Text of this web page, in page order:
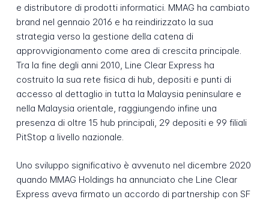
e distributore di prodotti informatici. MMAG ha cambiato
brand nel gennaio 2016 e ha reindirizzato la sua
strategia verso la gestione della catena di
approvvigionamento come area di crescita principale.
Tra la fine degli anni 2010, Line Clear Express ha
costruito la sua rete fisica di hub, depositi e punti di
accesso al dettaglio in tutta la Malaysia peninsulare e
nella Malaysia orientale, raggiungendo infine una
presenza di oltre 15 hub principali, 29 depositi e 99 filiali
PitStop a livello nazionale.
Uno sviluppo significativo è avvenuto nel dicembre 2020
quando MMAG Holdings ha annunciato che Line Clear
Express aveva firmato un accordo di partnership con SF